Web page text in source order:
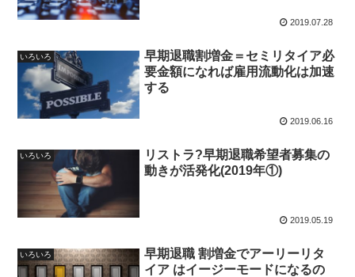
2019.07.28
いろいろ
早期退職割増金＝セミリタイア必
要金額になれば雇用流動化は加速
する
2019.06.16
いろいろ
リストラ?早期退職希望者募集の
動きが活発化(2019年①)
2019.05.19
いろいろ
早期退職 割増金でアーリーリタ
イア はイージーモードになるの